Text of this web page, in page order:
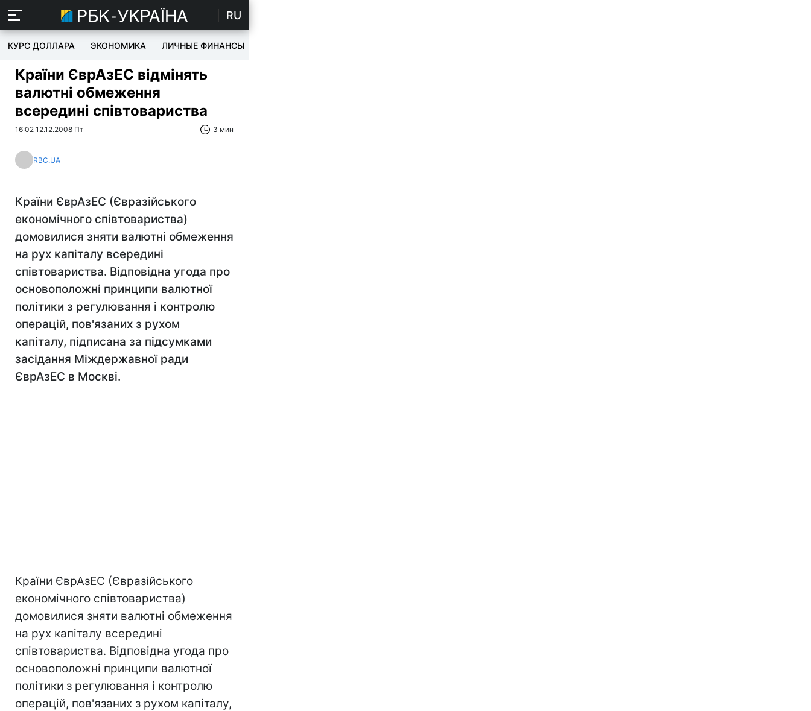
RU
КУРС ДОЛЛАРА ЭКОНОМИКА ЛИЧНЫЕ ФИНАНСЫ
Країни ЄврАзЕС відмінять
валютні обмеження
всередині співтовариства
16:02 12.12.2008 Пт 3 мин
RBC.UA
Країни ЄврАзЕС (Євразійського
економічного співтовариства)
домовилися зняти валютні обмеження
на рух капіталу всередині
співтовариства. Відповідна угода про
основоположні принципи валютної
політики з регулювання і контролю
операцій, пов'язаних з рухом
капіталу, підписана за підсумками
засідання Міждержавної ради
ЄврАзЕС в Москві.
Країни ЄврАзЕС (Євразійського
економічного співтовариства)
домовилися зняти валютні обмеження
на рух капіталу всередині
співтовариства. Відповідна угода про
основоположні принципи валютної
політики з регулювання і контролю
операцій, пов'язаних з рухом капіталу,